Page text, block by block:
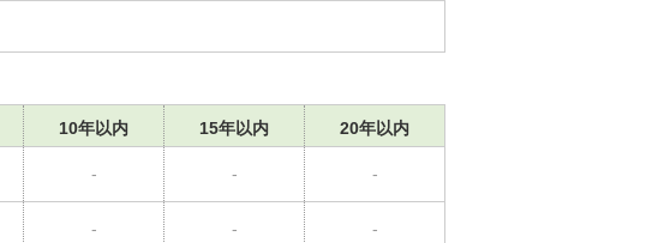
10年以内 15年以内 20年以内
- - -
- - -